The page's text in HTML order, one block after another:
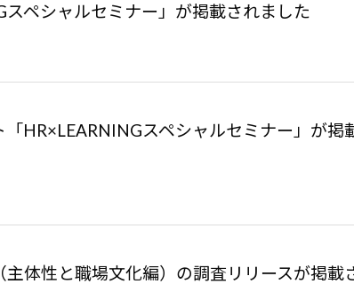
ペシャルセミナー」が掲載されました
HR×LEARNINGスペシャルセミナー」が掲
体性と職場文化編）の調査リリースが掲載